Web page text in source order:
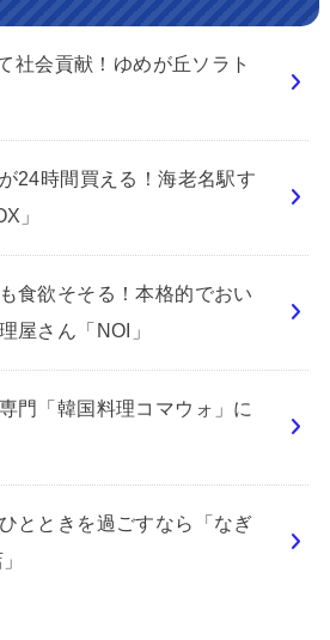
社会貢献！ゆめが丘ソラト
24時間買える！海老名駅す
」
食欲そそる！本格的でおい
屋さん「NOI」
門「韓国料理コマウォ」に
とときを過ごすなら「なぎ